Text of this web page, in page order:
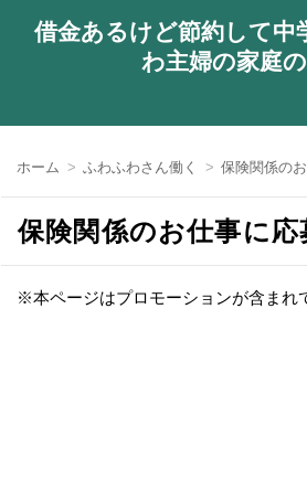
借金あるけど節約して中
わ主婦の家庭
ホーム ふわふわさん働く 保険関係の
保険関係のお仕事に応
※本ページはプロモーションが含まれ